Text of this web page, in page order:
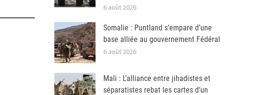
6 août 2026
Somalie : Puntland s’empare d’une
base alliée au gouvernement Fédéral
6 août 2026
Mali : L’alliance entre jihadistes et
séparatistes rebat les cartes d’un